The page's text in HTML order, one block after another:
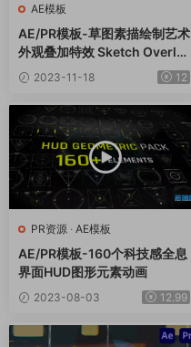
AE模板
AE/PR模板-草图素描绘制艺术
外观叠加特效 Sketch Overla
y Toolkit
2023-11-18 12
PR资源 · AE模板
AE/PR模板-160个科技感全息
界面HUD图形元素动画
2023-08-03 12.99